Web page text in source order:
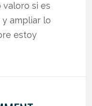
valoro si es
ampliar lo
estoy